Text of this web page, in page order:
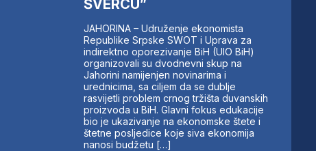
ŠVERCU”
JAHORINA – Udruženje ekonomista
Republike Srpske SWOT i Uprava za
indirektno oporezivanje BiH (UIO BiH)
organizovali su dvodnevni skup na
Jahorini namijenjen novinarima i
urednicima, sa ciljem da se dublje
rasvijetli problem crnog tržišta duvanskih
proizvoda u BiH. Glavni fokus edukacije
bio je ukazivanje na ekonomske štete i
štetne posljedice koje siva ekonomija
nanosi budžetu […]